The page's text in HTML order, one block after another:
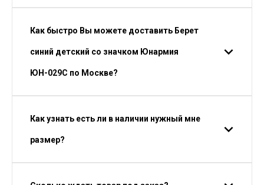
Как быстро Вы можете доставить Берет
синий детский со значком Юнармия
ЮН-029С по Москве?
Как узнать есть ли в наличии нужный мне
размер?